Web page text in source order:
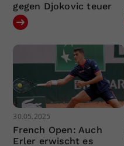
gegen Djokovic teuer
30.05.2025
French Open: Auch
Erler erwischt es